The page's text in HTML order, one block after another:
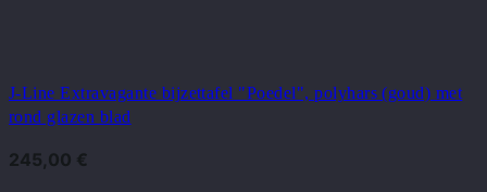
J-Line Extravagante bijzettafel "Poedel", polyhars (goud) met
rond glazen blad
245,00 €